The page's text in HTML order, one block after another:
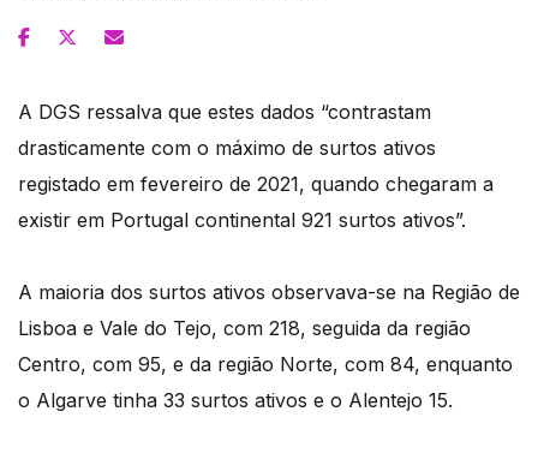
A DGS ressalva que estes dados “contrastam
drasticamente com o máximo de surtos ativos
registado em fevereiro de 2021, quando chegaram a
existir em Portugal continental 921 surtos ativos”.
A maioria dos surtos ativos observava-se na Região de
Lisboa e Vale do Tejo, com 218, seguida da região
Centro, com 95, e da região Norte, com 84, enquanto
o Algarve tinha 33 surtos ativos e o Alentejo 15.